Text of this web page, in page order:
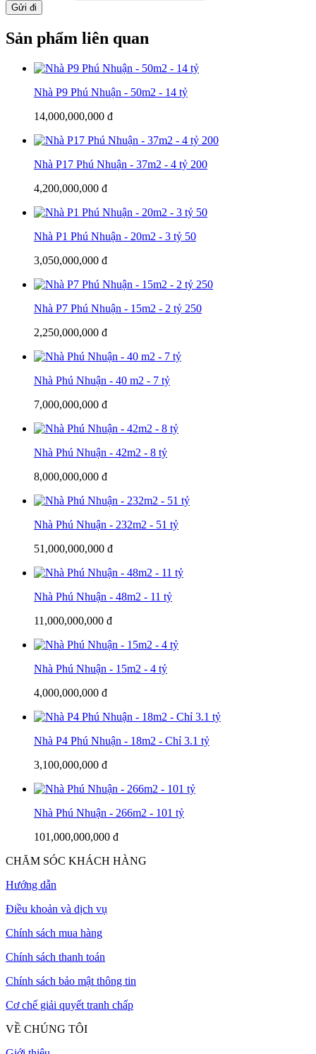
Gửi đi
Sản phẩm liên quan
Nhà P9 Phú Nhuận - 50m2 - 14 tỷ
14,000,000,000 đ
Nhà P17 Phú Nhuận - 37m2 - 4 tỷ 200
4,200,000,000 đ
Nhà P1 Phú Nhuận - 20m2 - 3 tỷ 50
3,050,000,000 đ
Nhà P7 Phú Nhuận - 15m2 - 2 tỷ 250
2,250,000,000 đ
Nhà Phú Nhuận - 40 m2 - 7 tỷ
7,000,000,000 đ
Nhà Phú Nhuận - 42m2 - 8 tỷ
8,000,000,000 đ
Nhà Phú Nhuận - 232m2 - 51 tỷ
51,000,000,000 đ
Nhà Phú Nhuận - 48m2 - 11 tỷ
11,000,000,000 đ
Nhà Phú Nhuận - 15m2 - 4 tỷ
4,000,000,000 đ
Nhà P4 Phú Nhuận - 18m2 - Chỉ 3.1 tỷ
3,100,000,000 đ
Nhà Phú Nhuận - 266m2 - 101 tỷ
101,000,000,000 đ
CHĂM SÓC KHÁCH HÀNG
Hướng dẫn
Điều khoản và dịch vụ
Chính sách mua hàng
Chính sách thanh toán
Chính sách bảo mật thông tin
Cơ chế giải quyết tranh chấp
VỀ CHÚNG TÔI